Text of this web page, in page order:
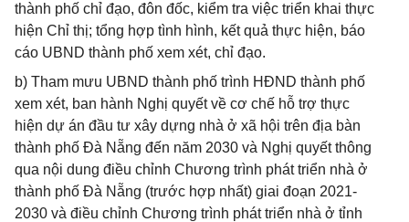
thành phố chỉ đạo, đôn đốc, kiểm tra việc triển khai thực
hiện Chỉ thị; tổng hợp tình hình, kết quả thực hiện, báo
cáo UBND thành phố xem xét, chỉ đạo.
b) Tham mưu UBND thành phố trình HĐND thành phố
xem xét, ban hành Nghị quyết về cơ chế hỗ trợ thực
hiện dự án đầu tư xây dựng nhà ở xã hội trên địa bàn
thành phố Đà Nẵng đến năm 2030 và Nghị quyết thông
qua nội dung điều chỉnh Chương trình phát triển nhà ở
thành phố Đà Nẵng (trước hợp nhất) giai đoạn 2021-
2030 và điều chỉnh Chương trình phát triển nhà ở tỉnh